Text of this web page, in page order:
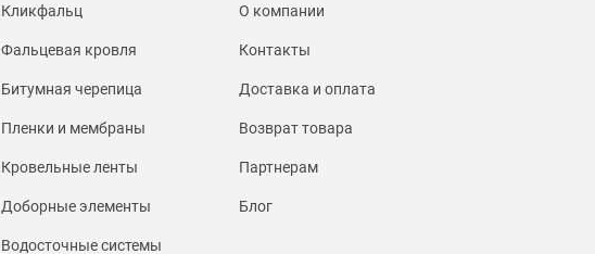
Кликфальц
Фальцевая кровля
Битумная черепица
Пленки и мембраны
Кровельные ленты
Доборные элементы
Водосточные системы
О компании
Контакты
Доставка и оплата
Возврат товара
Партнерам
Блог